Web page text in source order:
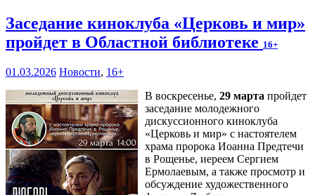
Заседание киноклуба «Церковь и мир»
пройдет в Областной библиотеке 16+
01.03.2026 Новости, 16+
В воскресенье, 29 марта пройдет
заседание молодежного
дискуссионного киноклуба
«Церковь и мир» с настоятелем
храма пророка Иоанна Предтечи
в Рощенье, иереем Сергием
Ермолаевым, а также просмотр и
обсуждение художественного